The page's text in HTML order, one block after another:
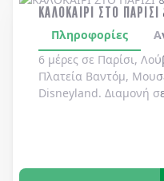
ΚΑΛΟΚΑΙΡΙ ΣΤΟ ΠΑΡΙΣΙ
Πληροφορίες
6 μέρες σε Παρίσι,
Πλατεία Βαντόμ,
Disneyland. Διαμονή